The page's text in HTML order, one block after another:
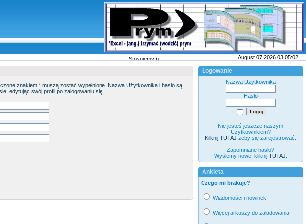
Stosujemy pliki cookies August 07 2026 03:05:02
znakiem * muszą zostać wypełnione. Nazwa Użytkownika i hasło są
edytując swój profil po zalogowaniu się .
Logowanie
Nazwa Użytkownika
Hasło
Nie jesteś jeszcze naszym
Użytkownikiem?
Kilknij TUTAJ żeby się zarejestrować.
Zapomniane hasło?
Wyślemy nowe, kliknij TUTAJ
Ankieta
Czego mi brakuje?
Wiadomości i nowinek
Więcej arkuszy do załadowania